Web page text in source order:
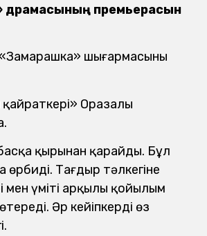
драмасының премьерасын
шығармасының
қайраткері» Оразалы
қырынан қарайды. Бұл
Тағдыр тәлкегіне
мен үміті арқылы қойылым
Әр кейіпкердің өз